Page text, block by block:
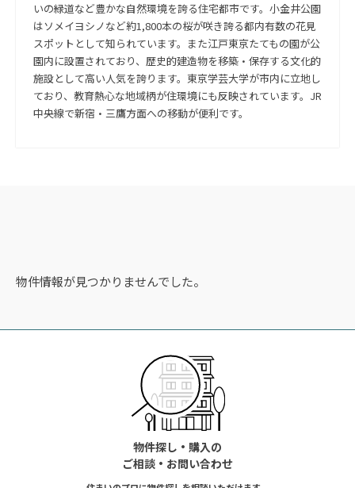
いの緑道など豊かな自然環境を誇る住宅都市です。小金井公園
はソメイヨシノなど約1,800本の桜が咲き誇る都内有数の花見
スポットとして知られています。また江戸東京たてもの園が公
園内に設置されており、歴史的建造物を移築・保存する文化的
施設として高い人気を誇ります。東京学芸大学が市内に立地し
ており、教育熱心な地域柄が住環境にも反映されています。JR
中央線で新宿・三鷹方面への移動が便利です。
物件情報が見つかりませんでした。
物件探し・購入の
ご相談・お問い合わせ